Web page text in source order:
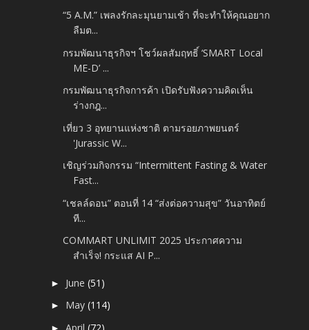
“5 A.M.” เพลงรักละมุนยามเช้า ที่จะทำให้คุณอยาก
ลืมต...
กรมพัฒนาธุรกิจฯ โชว์ผลสัมฤทธิ์ ‘SMART Local
ME-D’ ...
กรมพัฒนาธุรกิจการค้า เปิดรับฟังความคิดเห็น
ร่างกฎ...
เที่ยว 3 อุทยานแห่งชาติ ตามรอยภาพยนตร์
'Jurassic W...
เชิญร่วมกิจกรรม “Intermittent Fasting & Water
Fast...
“เชลล์ดอน” ตอนที่ 14 “ส่งต่อความสุข” วันอาทิตย์
ที...
COMMART UNLIMIT 2025 ประกาศความ
สำเร็จ! กระแส AI P...
► June(51)
► May(114)
►